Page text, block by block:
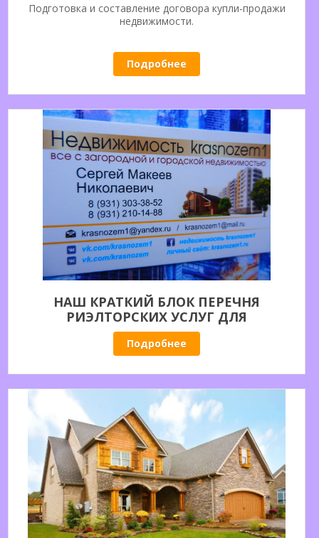
Подготовка и составление договора купли-продажи
недвижимости.
Подробнее
НАШ КРАТКИЙ БЛОК ПЕРЕЧНЯ
РИЭЛТОРСКИХ УСЛУГ ДЛЯ
СОБСТВЕННИКОВ НЕДВИЖИМОСТИ. НАШИ
ВОЗМОЖНОСТИ ДЛЯ ВАС.
Подробнее